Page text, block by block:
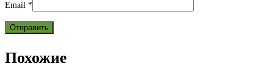
Email *
Похожие